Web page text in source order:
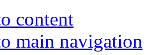
content
main navigation